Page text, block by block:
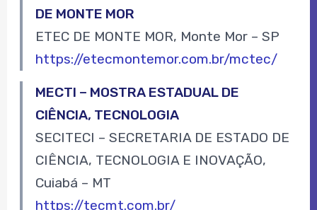
DE MONTE MOR
ETEC DE MONTE MOR, Monte Mor – SP
https://etecmontemor.com.br/mctec/
MECTI – MOSTRA ESTADUAL DE
CIÊNCIA, TECNOLOGIA
SECITECI – SECRETARIA DE ESTADO DE
CIÊNCIA, TECNOLOGIA E INOVAÇÃO,
Cuiabá – MT
https://tecmt.com.br/